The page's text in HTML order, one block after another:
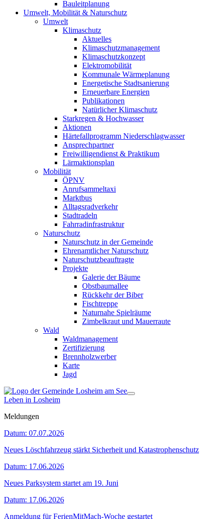
Bauleitplanung
Umwelt, Mobilität & Naturschutz
Umwelt
Klimaschutz
Aktuelles
Klimaschutzmanagement
Klimaschutzkonzept
Elektromobilität
Kommunale Wärmeplanung
Energetische Stadtsanierung
Erneuerbare Energien
Publikationen
Natürlicher Klimaschutz
Starkregen & Hochwasser
Aktionen
Härtefallprogramm Niederschlagwasser
Ansprechpartner
Freiwilligendienst & Praktikum
Lärmaktionsplan
Mobilität
ÖPNV
Anrufsammeltaxi
Marktbus
Alltagsradverkehr
Stadtradeln
Fahrradinfrastruktur
Naturschutz
Naturschutz in der Gemeinde
Ehrenamtlicher Naturschutz
Naturschutzbeauftragte
Projekte
Galerie der Bäume
Obstbaumallee
Rückkehr der Biber
Fischtreppe
Naturnahe Spielräume
Zimbelkraut und Mauerraute
Wald
Waldmanagement
Zertifizierung
Brennholzwerber
Karte
Jagd
Leben in Losheim
Meldungen
Datum: 07.07.2026
Neues Löschfahrzeug stärkt Sicherheit und Katastrophenschutz
Datum: 17.06.2026
Neues Parksystem startet am 19. Juni
Datum: 17.06.2026
Anmeldung für FerienMitMach-Woche gestartet